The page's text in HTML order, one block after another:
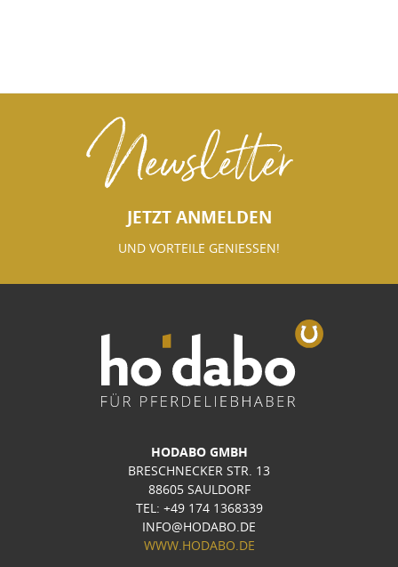
Newsletter
JETZT ANMELDEN
UND VORTEILE GENIESSEN!
HODABO GMBH
BRESCHNECKER STR. 13
88605 SAULDORF
TEL: +49 174 1368339
INFO@HODABO.DE
WWW.HODABO.DE